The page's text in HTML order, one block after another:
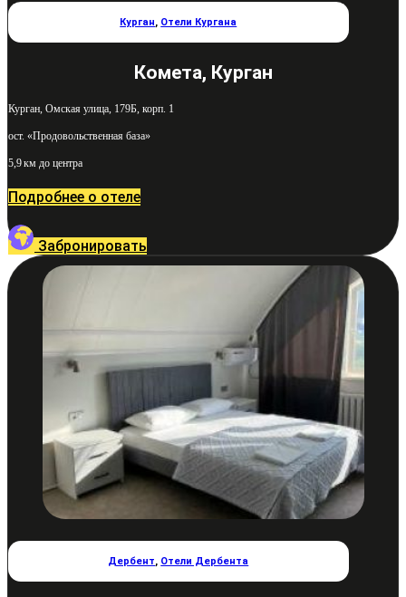
Курган, Отели Кургана
Комета, Курган
Курган, Омская улица, 179Б, корп. 1
ост. «Продовольственная база»
5,9 км до центра
Подробнее о отеле
Забронировать
Дербент, Отели Дербента